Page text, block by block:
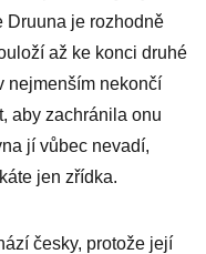
napadat
Druuna je rozhodně
až ke konci druhé
nejmenším nekončí
aby zachránila onu
jí vůbec nevadí,
jen zřídka.
česky, protože její